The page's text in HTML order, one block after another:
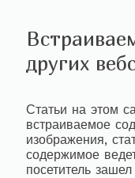
других
Статьи на этом
встраиваемое
изображения,
содержимое
посетитель